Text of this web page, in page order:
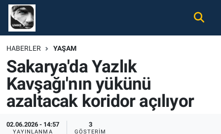
HABERLER YAŞAM
Sakarya'da Yazlık
Kavşağı'nın yükünü
azaltacak koridor açılıyor
02.06.2026 - 14:57
YAYINLANMA
3
GÖSTERIM
Gündem
Ekonomi
Spor
Nöbetçi Eczaneler
Hava Durumu
Namaz Vakitleri